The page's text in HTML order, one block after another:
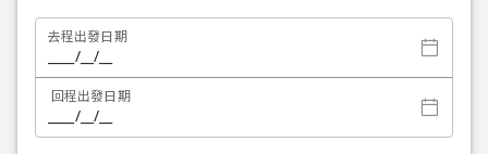
去程出發日期
回程出發日期